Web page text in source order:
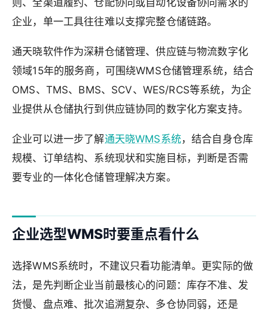
则、全渠道履约、仓配协同或自动化设备协同需求的
企业，单一工具往往难以支撑完整仓储链路。
通天晓软件作为深耕仓储管理、供应链与物流数字化
领域15年的服务商，可围绕WMS仓储管理系统，结合
OMS、TMS、BMS、SCV、WES/RCS等系统，为企
业提供从仓储执行到供应链协同的数字化方案支持。
企业可以进一步了解通天晓WMS系统，结合自身仓库
规模、订单结构、系统现状和实施目标，判断是否需
要专业的一体化仓储管理解决方案。
企业选型WMS时要重点看什么
选择WMS系统时，不建议只看功能清单。更实际的做
法，是先判断企业当前最核心的问题：库存不准、发
货慢、盘点难、批次追溯复杂、多仓协同弱，还是